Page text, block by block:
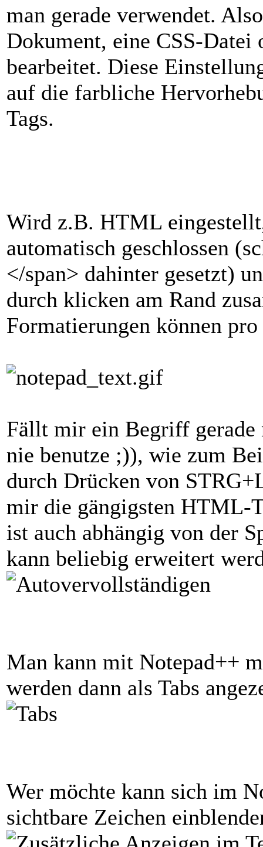
man gerade verwendet.
Dokument, eine CSS-
bearbeitet. Diese
auf die farbliche
Tags.
Wird z.B. HTML
automatisch geschlossen
</span> dahinter gesetzt)
durch klicken am Rand
Formatierungen können
Fällt mir ein Begriff
nie benutze ;)), wie zum
durch Drücken von
mir die gängigsten HTML-
ist auch abhängig von der
kann beliebig erweitert
Man kann mit Notepad++
werden dann als Tabs
Wer möchte kann sich im
sichtbare Zeichen